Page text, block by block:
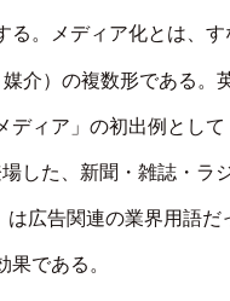
。メディア化とは、
介）の複数形である。
ィア」の初出例とし
した、新聞・雑誌・ラ
広告関連の業界用語
である。